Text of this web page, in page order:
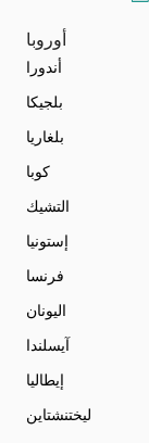
أوروبا
أندورا
بلجيكا
بلغاريا
كوبا
التشيك
إستونيا
فرنسا
اليونان
آيسلندا
إيطاليا
ليختنشتاين